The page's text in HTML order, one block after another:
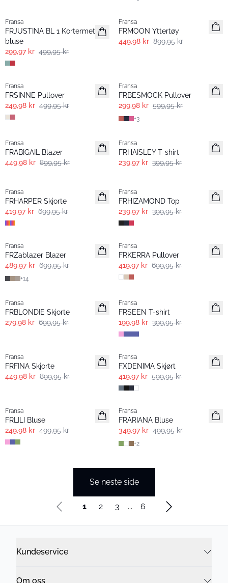
Fransa
FRJUSTINA BL 1 Kortermet
bluse
299,97 kr 499,95 kr
Fransa
FRMOON Yttertøy
449,98 kr 899,95 kr
- 50%
Fransa
FRSINNE Pullover
249,98 kr 499,95 kr
Fransa
FRBESMOCK Pullover
299,98 kr 599,95 kr
+3
Fransa
FRABIGAIL Blazer
449,98 kr 899,95 kr
Fransa
FRHAISLEY T-shirt
239,97 kr 399,95 kr
Fransa
FRHARPER Skjorte
419,97 kr 699,95 kr
Fransa
FRHIZAMOND Top
239,97 kr 399,95 kr
Extended size
-30%
Fransa
FRZablazer Blazer
489,97 kr 699,95 kr
+14
- 40% | Salg
Fransa
FRKERRA Pullover
419,97 kr 699,95 kr
Fransa
FRBLONDIE Skjorte
279,98 kr 699,95 kr
Extended size
Fransa
FRSEEN T-shirt
199,98 kr 399,95 kr
Fransa
FRFINA Skjorte
449,98 kr 899,95 kr
-30%
Fransa
FXDENIMA Skjørt
419,97 kr 599,95 kr
Fransa
FRLILI Bluse
249,98 kr 499,95 kr
Extended size
-30%
Fransa
FRARIANA Bluse
349,97 kr 499,95 kr
+2
Se neste side
1 2 3 ... 6
Kundeservice
Om oss